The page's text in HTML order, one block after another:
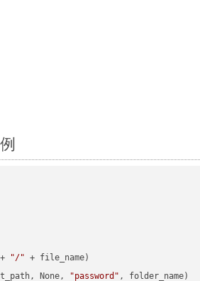
"/" + file_name)
None,
"password" , folder_name)